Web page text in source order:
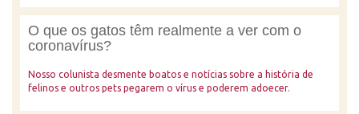
O que os gatos têm realmente a ver com o
coronavírus?
Nosso colunista desmente boatos e notícias sobre a história de
felinos e outros pets pegarem o vírus e poderem adoecer.